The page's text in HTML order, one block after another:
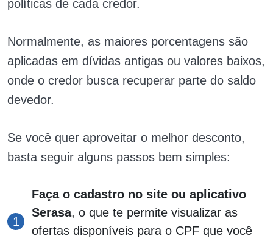
políticas de cada credor.
Normalmente, as maiores porcentagens são
aplicadas em dívidas antigas ou valores baixos,
onde o credor busca recuperar parte do saldo
devedor.
Se você quer aproveitar o melhor desconto,
basta seguir alguns passos bem simples:
Faça o cadastro no site ou aplicativo
Serasa, o que te permite visualizar as
ofertas disponíveis para o CPF que você